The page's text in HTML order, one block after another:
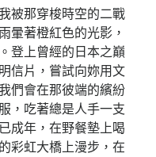
那穿梭時空的二戰
暈著橙紅色的光影，
登上曾經的日本之巔
信片，嘗試向妳用文
們會在那彼端的繽紛
，吃著總是人手一支
成年，在野餐墊上喝
彩虹大橋上漫步，在